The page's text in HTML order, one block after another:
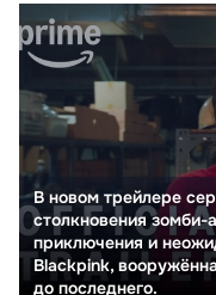
В новом трейлере
столкновения зомби-
приключения и
Blackpink,
до последнего.